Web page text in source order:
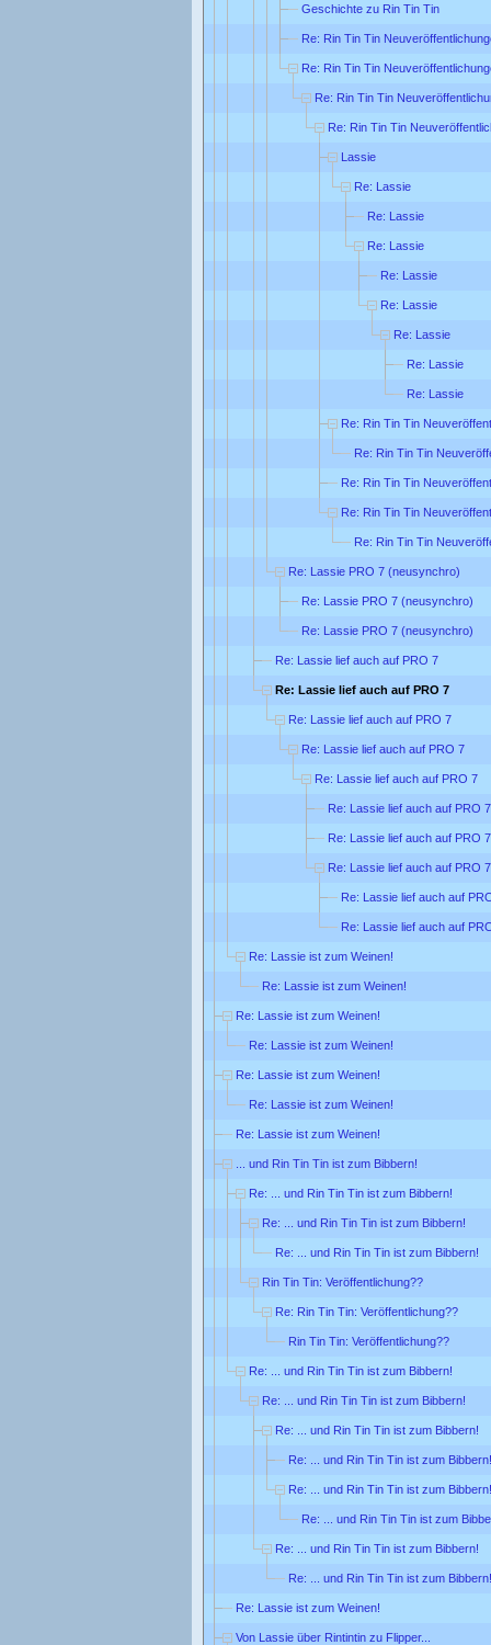
Geschichte zu Rin Tin Tin
Re: Rin Tin Tin
Re: Rin Tin Tin
Re: Rin Tin Tin
Re: Rin Tin Tin
Lassie
Re: Lassie
Re: Lassie
Re: Lassie
Re: Lassie
Re: Lassie
Re: Lassie
Re: Lassie
Re: Lassie
Re: Rin Tin Tin
Re: Rin Tin Tin
Re: Rin Tin Tin
Re: Rin Tin Tin
Re: Rin Tin Tin
Re: Lassie PRO 7 (neusynchro)
Re: Lassie PRO 7 (neusynchro)
Re: Lassie PRO 7 (neusynchro)
Re: Lassie lief auch auf PRO 7
Re: Lassie lief auch auf PRO 7
Re: Lassie lief auch auf PRO 7
Re: Lassie lief auch auf PRO 7
Re: Lassie lief auch auf PRO 7
Re: Lassie lief auch auf PRO 7
Re: Lassie lief auch auf PRO 7
Re: Lassie lief auch auf PRO 7
Re: Lassie lief auch auf
Re: Lassie lief auch auf
Re: Lassie ist zum Weinen!
Re: Lassie ist zum Weinen!
Re: Lassie ist zum Weinen!
Re: Lassie ist zum Weinen!
Re: Lassie ist zum Weinen!
Re: Lassie ist zum Weinen!
Re: Lassie ist zum Weinen!
... und Rin Tin Tin ist zum Bibbern!
Re: ... und Rin Tin Tin ist zum Bibbern!
Re: ... und Rin Tin Tin ist zum Bibbern!
Re: ... und Rin Tin Tin ist zum Bibbern!
Rin Tin Tin: Veröffentlichung??
Re: Rin Tin Tin: Veröffentlichung??
Rin Tin Tin: Veröffentlichung??
Re: ... und Rin Tin Tin ist zum Bibbern!
Re: ... und Rin Tin Tin ist zum Bibbern!
Re: ... und Rin Tin Tin ist zum Bibbern!
Re: ... und Rin Tin Tin ist zum Bibbern!
Re: ... und Rin Tin Tin ist zum Bibbern!
Re: ... und Rin Tin Tin ist zum
Re: ... und Rin Tin Tin ist zum Bibbern!
Re: ... und Rin Tin Tin ist zum Bibbern!
Re: Lassie ist zum Weinen!
Von Lassie über Rintintin zu Flipper...